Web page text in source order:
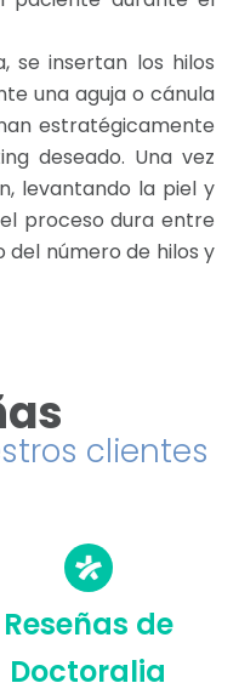
se insertan los hilos
una aguja o cánula
estratégicamente
deseado. Una vez
levantando la piel y
proceso dura entre
del número de hilos y
clientes
Reseñas de
Doctoralia